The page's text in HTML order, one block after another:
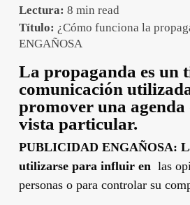
Lectura: 8 min read
Título: ¿Cómo funciona la
ENGAÑOSA
La propaganda es un
comunicación
promover una agenda
vista particular.
PUBLICIDAD ENGAÑOSA:
utilizarse para influir en las
personas o para controlar su